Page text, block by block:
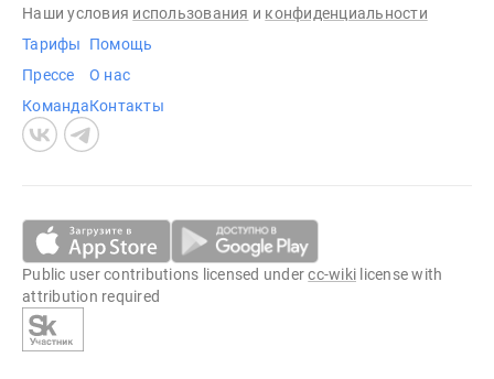
Наши условия использования и конфиденциальности
Тарифы
Прессе
Команда
Помощь
О нас
Контакты
Public user contributions licensed undercc-wiki license with
attribution required